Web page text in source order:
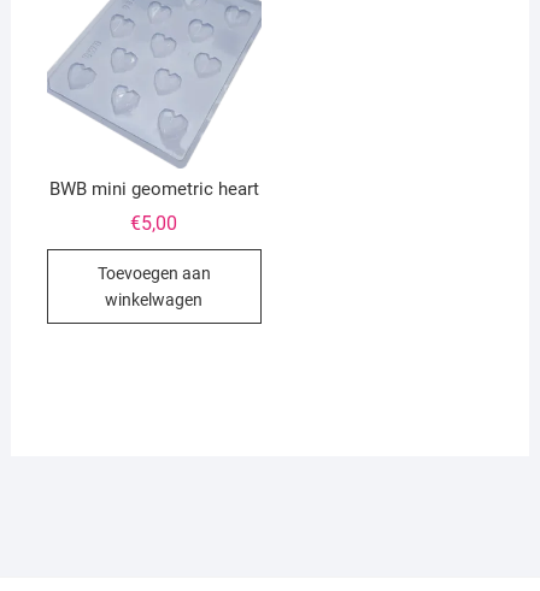
BWB mini geometric heart
€5,00
Toevoegen aan
winkelwagen